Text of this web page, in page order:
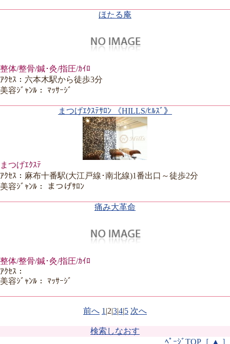
ほたる庵
整体/整骨/鍼･灸/指圧/ｶｲﾛ
ｱｸｾｽ：六本木駅から徒歩3分
美容ｼﾞｬﾝﾙ： ﾏｯｻｰｼﾞ
まつげｴｸｽﾃｻﾛﾝ 《HILLS/ﾋﾙｽﾞ》
まつげｴｸｽﾃ
ｱｸｾｽ：麻布十番駅(大江戸線･南北線)1番出口～徒歩2分
美容ｼﾞｬﾝﾙ： まつげｻﾛﾝ
痛み大革命
整体/整骨/鍼･灸/指圧/ｶｲﾛ
ｱｸｾｽ：
美容ｼﾞｬﾝﾙ： ﾏｯｻｰｼﾞ
前へ 1 234 5 次へ
検索しなおす
ﾍﾟｰｼﾞTOP［ ▲ ］